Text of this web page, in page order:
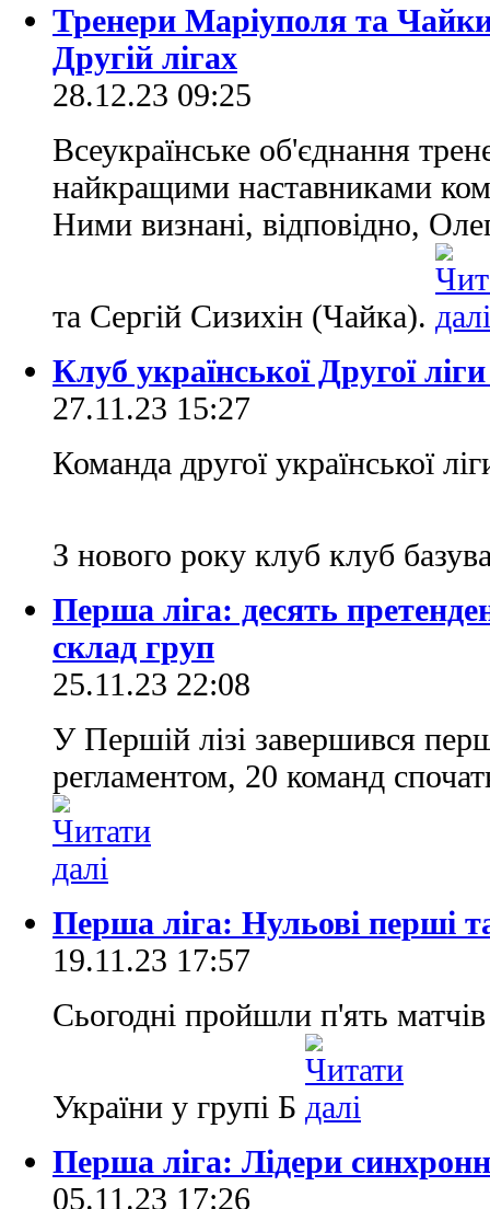
Тренери Маріуполя та
Другій лігах
28.12.23 09:25
Всеукраїнське об'єднання
найкращими наставниками
Ними визнані, відповідно,
та Сергій Сизихін (Чайка).
Клуб української Другої
27.11.23 15:27
Команда другої української
З нового року клуб клуб
Перша ліга: десять
склад груп
25.11.23 22:08
У Першій лізі завершився
регламентом, 20 команд
Перша ліга: Нульові перші
19.11.23 17:57
Сьогодні пройшли п'ять
України у групі Б
Перша ліга: Лідери
05.11.23 17:26